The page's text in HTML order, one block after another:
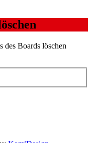
des Boards löschen